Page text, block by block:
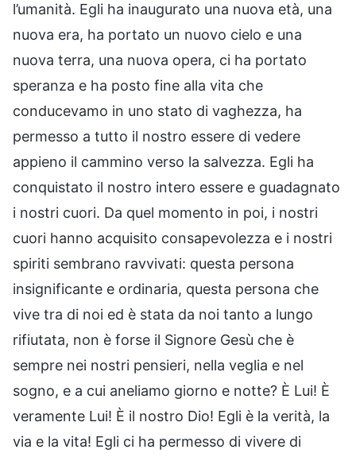
l’umanità. Egli ha inaugurato una nuova età, una
nuova era, ha portato un nuovo cielo e una
nuova terra, una nuova opera, ci ha portato
speranza e ha posto fine alla vita che
conducevamo in uno stato di vaghezza, ha
permesso a tutto il nostro essere di vedere
appieno il cammino verso la salvezza. Egli ha
conquistato il nostro intero essere e guadagnato
i nostri cuori. Da quel momento in poi, i nostri
cuori hanno acquisito consapevolezza e i nostri
spiriti sembrano ravvivati: questa persona
insignificante e ordinaria, questa persona che
vive tra di noi ed è stata da noi tanto a lungo
rifiutata, non è forse il Signore Gesù che è
sempre nei nostri pensieri, nella veglia e nel
sogno, e a cui aneliamo giorno e notte? È Lui! È
veramente Lui! È il nostro Dio! Egli è la verità, la
via e la vita! Egli ci ha permesso di vivere di